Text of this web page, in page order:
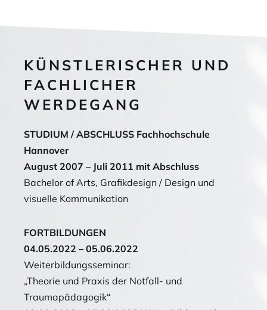
KÜNSTLERISCHER UND
FACHLICHER
WERDEGANG
STUDIUM / ABSCHLUSS Fachhochschule
Hannover
August 2007 – Juli 2011 mit Abschluss
Bachelor of Arts, Grafikdesign / Design und
visuelle Kommunikation
FORTBILDUNGEN
04.05.2022 – 05.06.2022
Weiterbildungsseminar:
„Theorie und Praxis der Notfall- und
Traumapädagogik“